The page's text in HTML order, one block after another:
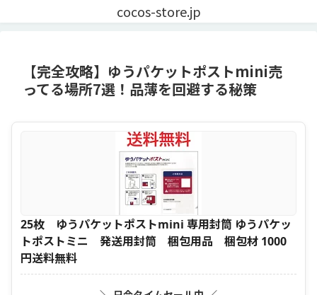
cocos-store.jp
【完全攻略】ゆうパケットポストmini売
ってる場所7選！品薄を回避する秘策
25枚 ゆうパケットポストmini 専用封筒 ゆうパケッ
トポストミニ 発送用封筒 梱包用品 梱包材 1000
円送料無料